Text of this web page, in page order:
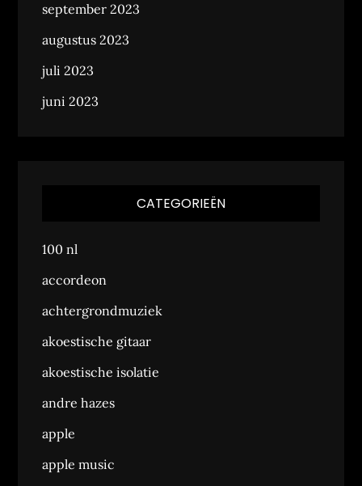
september 2023
augustus 2023
juli 2023
juni 2023
CATEGORIEËN
100 nl
accordeon
achtergrondmuziek
akoestische gitaar
akoestische isolatie
andre hazes
apple
apple music